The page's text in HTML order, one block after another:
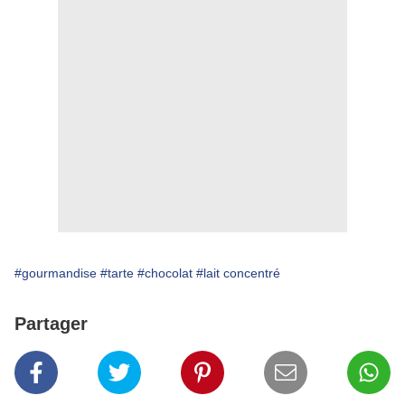
#gourmandise #tarte #chocolat #lait concentré
Partager